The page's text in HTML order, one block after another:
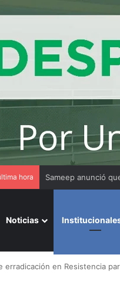
hora Gremios y
Noticias
erradicación en Resistencia